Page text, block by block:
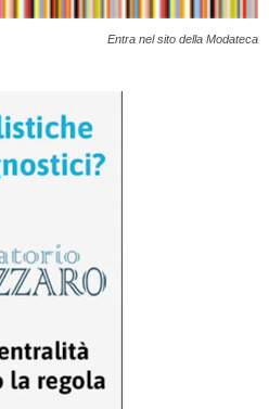
Entra nel sito della Modateca